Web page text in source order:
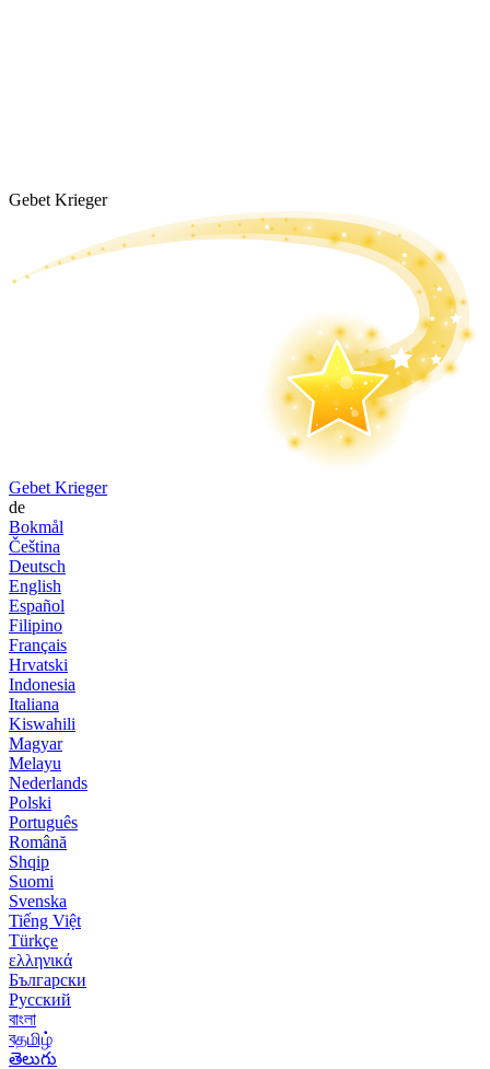
Gebet Krieger
Gebet Krieger
de
Bokmål
Čeština
Deutsch
English
Español
Filipino
Français
Hrvatski
Indonesia
Italiana
Kiswahili
Magyar
Melayu
Nederlands
Polski
Português
Română
Shqip
Suomi
Svenska
Tiếng Việt
Türkçe
ελληνικά
Български
Русский
বাংলা
বதமிழ்
తెలుగు